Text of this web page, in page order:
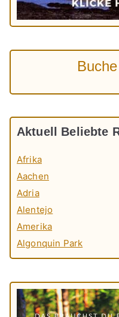
Aktuell Beliebte
Afrika
Aachen
Adria
Alentejo
Amerika
Algonquin Park